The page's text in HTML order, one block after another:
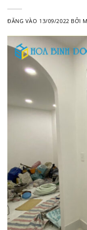
ĐĂNG VÀO 13/09/2022 BỞI